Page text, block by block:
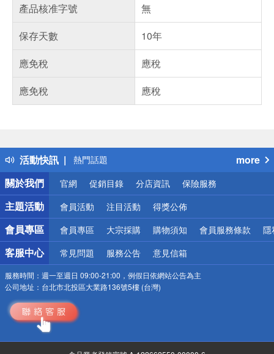
產品核准字號
無
保存天數
10年
應免稅
應稅
應免稅
應稅
活動快訊
得獎公告
熱門話題
銀行優惠
偏遠地區配送
詐騙網頁！請小心！
more
關於我們
官網 促銷目錄 分店資訊 保險服務
主題活動 會員活動 注目活動 得獎公佈
會員專區 會員專區 大宗採購 購物須知 會員服務條款 隱
客服中心 常見問題 服務公告 意見信箱
服務時間： 週一至週日 09:00-21:00，例假日依網站公告為主
公司地址： 台北市北投區大業路136號5樓 (台灣)